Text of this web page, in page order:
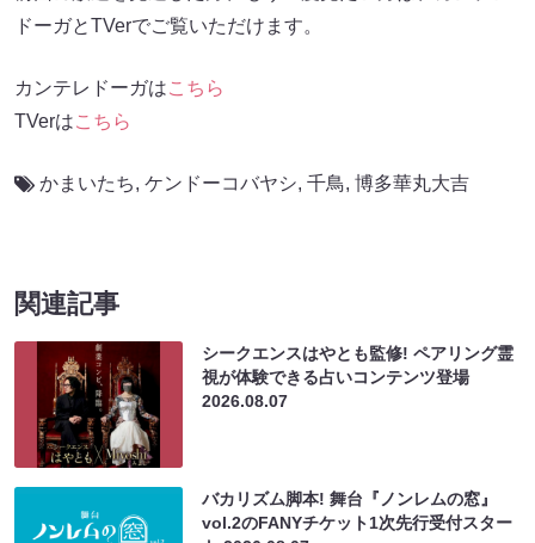
ドーガとTVerでご覧いただけます。
カンテレドーガはこちら
TVerはこちら
かまいたち, ケンドーコバヤシ, 千鳥, 博多華丸大吉
関連記事
シークエンスはやとも監修! ペアリング霊
視が体験できる占いコンテンツ登場
2026.08.07
バカリズム脚本! 舞台『ノンレムの窓』
vol.2のFANYチケット1次先行受付スター